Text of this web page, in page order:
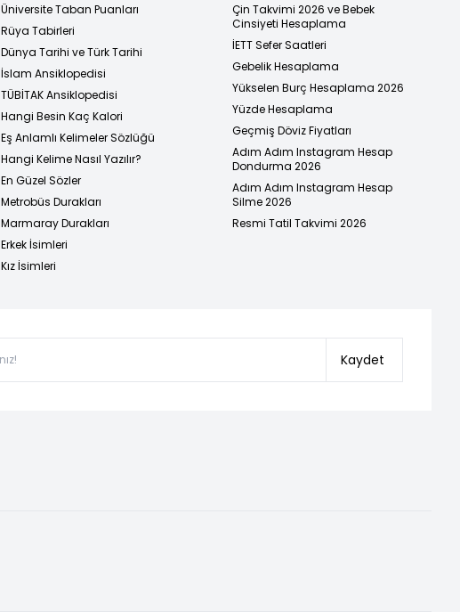
Üniversite Taban Puanları
Rüya Tabirleri
Dünya Tarihi ve Türk Tarihi
İslam Ansiklopedisi
TÜBİTAK Ansiklopedisi
Hangi Besin Kaç Kalori
Eş Anlamlı Kelimeler Sözlüğü
Hangi Kelime Nasıl Yazılır?
En Güzel Sözler
Metrobüs Durakları
Marmaray Durakları
Erkek İsimleri
Kız İsimleri
Çin Takvimi 2026 ve Bebek
Cinsiyeti Hesaplama
İETT Sefer Saatleri
Gebelik Hesaplama
Yükselen Burç Hesaplama 2026
Yüzde Hesaplama
Geçmiş Döviz Fiyatları
Adım Adım Instagram Hesap
Dondurma 2026
Adım Adım Instagram Hesap
Silme 2026
Resmi Tatil Takvimi 2026
Kaydet